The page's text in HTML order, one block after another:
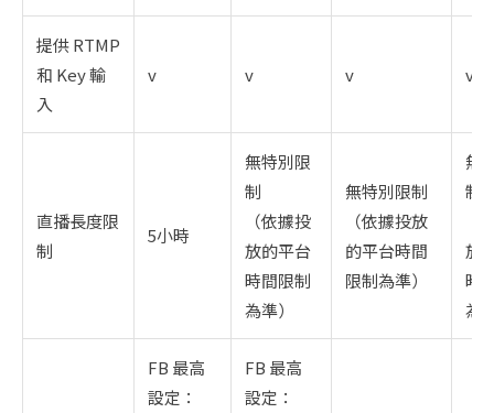
提供 RTMP
和 Key 輸
入
v v v v
直播長度限
制
5小時
無特別限
制
（依據投
放的平台
時間限制
為準）
無特別限制
（依據投放
的平台時間
限制為準）
無
制
放
時
為
FB 最高
設定：
FB 最高
設定：